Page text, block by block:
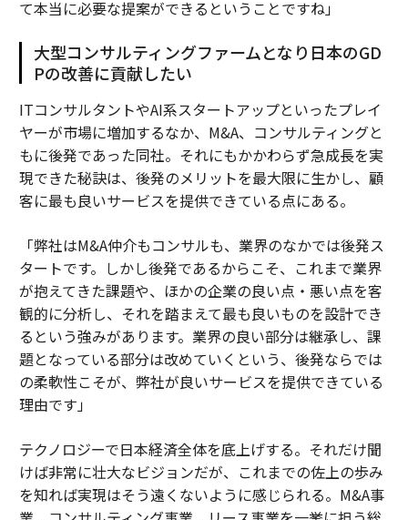
て本当に必要な提案ができるということですね」
大型コンサルティングファームとなり日本のGD
Pの改善に貢献したい
ITコンサルタントやAI系スタートアップといったプレイ
ヤーが市場に増加するなか、M&A、コンサルティングと
もに後発であった同社。それにもかかわらず急成長を実
現できた秘訣は、後発のメリットを最大限に生かし、顧
客に最も良いサービスを提供できている点にある。
「弊社はM&A仲介もコンサルも、業界のなかでは後発ス
タートです。しかし後発であるからこそ、これまで業界
が抱えてきた課題や、ほかの企業の良い点・悪い点を客
観的に分析し、それを踏まえて最も良いものを設計でき
るという強みがあります。業界の良い部分は継承し、課
題となっている部分は改めていくという、後発ならでは
の柔軟性こそが、弊社が良いサービスを提供できている
理由です」
テクノロジーで日本経済全体を底上げする。それだけ聞
けば非常に壮大なビジョンだが、これまでの佐上の歩み
を知れば実現はそう遠くないように感じられる。M&A事